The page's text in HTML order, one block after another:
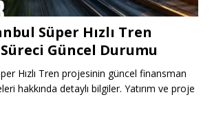
Süper Hızlı Tren
Güncel Durumu
Hızlı Tren projesinin güncel finansman
hakkında detaylı bilgiler. Yatırım ve proje